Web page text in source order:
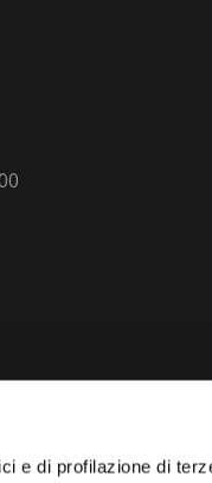
e di profilazione di